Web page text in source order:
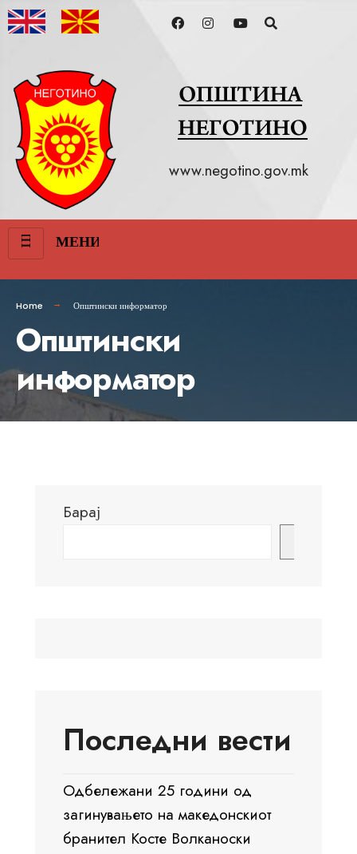
www.negotino.gov.mk
МЕНИ
III
Home Општински информатор
Општински
информатор
Барај
Последни вести
Одбележани 25 години од
загинувањето на македонскиот
бранител Косте Волканоски